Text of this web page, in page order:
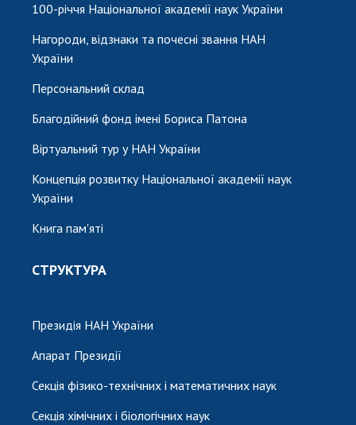
100-річчя Національної академії наук України
Нагороди, відзнаки та почесні звання НАН
України
Персональний склад
Благодійний фонд імені Бориса Патона
Віртуальний тур у НАН України
Концепція розвитку Національної академії наук
України
Книга пам'яті
СТРУКТУРА
Президія НАН України
Апарат Президії
Секція фізико-технічних і математичних наук
Секція хімічних і біологічних наук